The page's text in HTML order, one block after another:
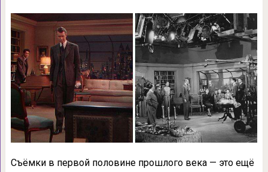
Съёмки в первой половине прошлого века — это ещё